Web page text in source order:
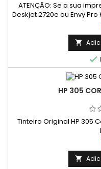
ATENÇÃO: Se a sua
Deskjet 2720e ou Envy
o programa HP+ pode
reciclados. O HP+
nuvem, mas requer
Internet.


HP 305
Tinteiro Original HP 305
